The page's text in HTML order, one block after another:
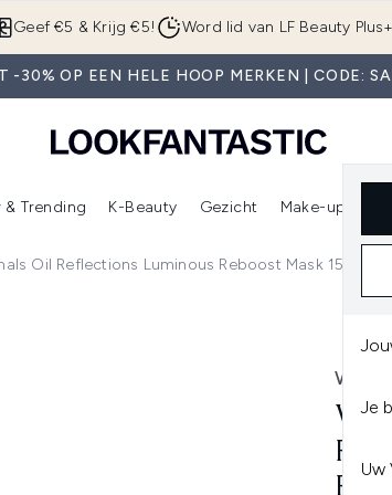
Overslaan naar de hoofdinhoud
Geef €5 & Krijg €5! Word lid van LF Beauty Plus+
-30% OP EEN HELE HOOP MERKEN | CODE:
Je
Uw
(Merken) Enter submenu (Beauty Box)
& Trending
Enter submenu (New & Trending)
K-Beauty
Enter submenu (K-Beauty)
Gezicht Make-up
Oil Reflections Luminous Reboost Mask 150ml